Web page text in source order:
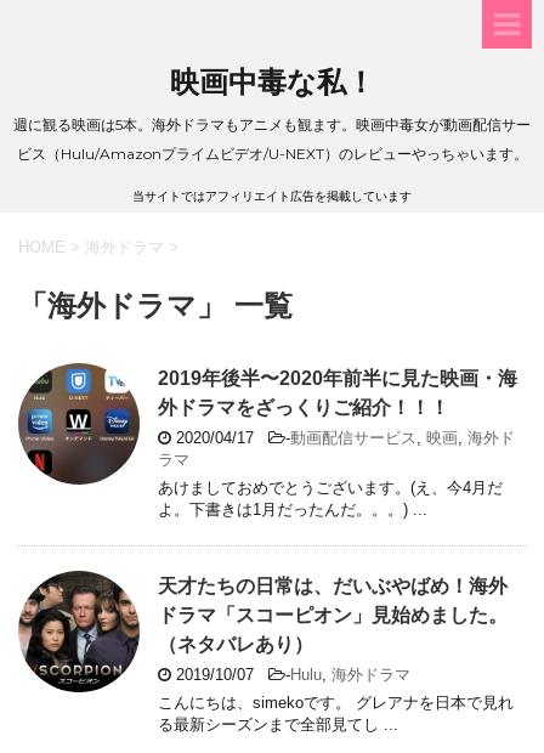
映画中毒な私！
週に観る映画は5本。海外ドラマもアニメも観ます。映画中毒女が動画配信サー
ビス（Hulu/Amazonプライムビデオ/U-NEXT）のレビューやっちゃいます。
当サイトではアフィリエイト広告を掲載しています
HOME > 海外ドラマ >
「海外ドラマ」 一覧
2019年後半〜2020年前半に見た映画・海
外ドラマをざっくりご紹介！！！
2020/04/17 -動画配信サービス , 映画, 海外ド
ラマ
あけましておめでとうございます。(え、今4月だ
よ。下書きは1月だったんだ。。。) ...
天才たちの日常は、だいぶやばめ！海外
ドラマ「スコーピオン」見始めました。
（ネタバレあり）
2019/10/07 -Hulu, 海外ドラマ
こんにちは、simekoです。 グレアナを日本で見れ
る最新シーズンまで全部見てし ...